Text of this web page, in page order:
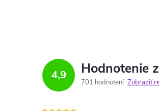
4,9 Hodnotenie
701 hodnotení Zobraziť